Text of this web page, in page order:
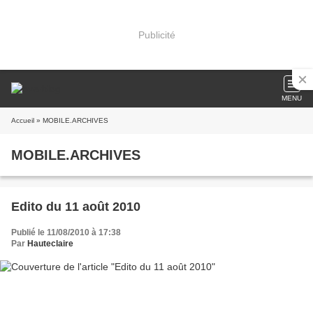
Publicité
MENU
Accueil » MOBILE.ARCHIVES
MOBILE.ARCHIVES
Edito du 11 août 2010
Publié le 11/08/2010 à 17:38
Par Hauteclaire